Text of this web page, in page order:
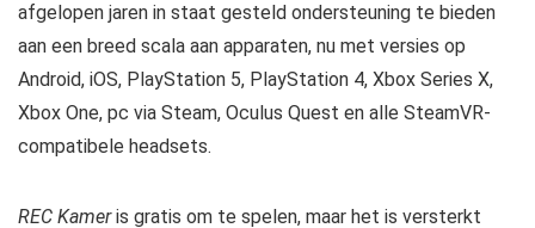
afgelopen jaren in staat gesteld ondersteuning te bieden
aan een breed scala aan apparaten, nu met versies op
Android, iOS, PlayStation 5, PlayStation 4, Xbox Series X,
Xbox One, pc via Steam, Oculus Quest en alle SteamVR-
compatibele headsets.
REC Kameris gratis om te spelen, maar het is versterkt